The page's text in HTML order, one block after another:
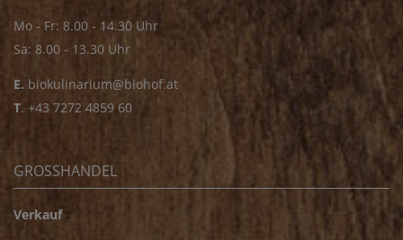
Mo - Fr: 8.00 - 14.30 Uhr
Sa: 8.00 - 13.30 Uhr
E. biokulinarium@biohof.at
T. +43 7272 4859 60
GROSSHANDEL
Verkauf